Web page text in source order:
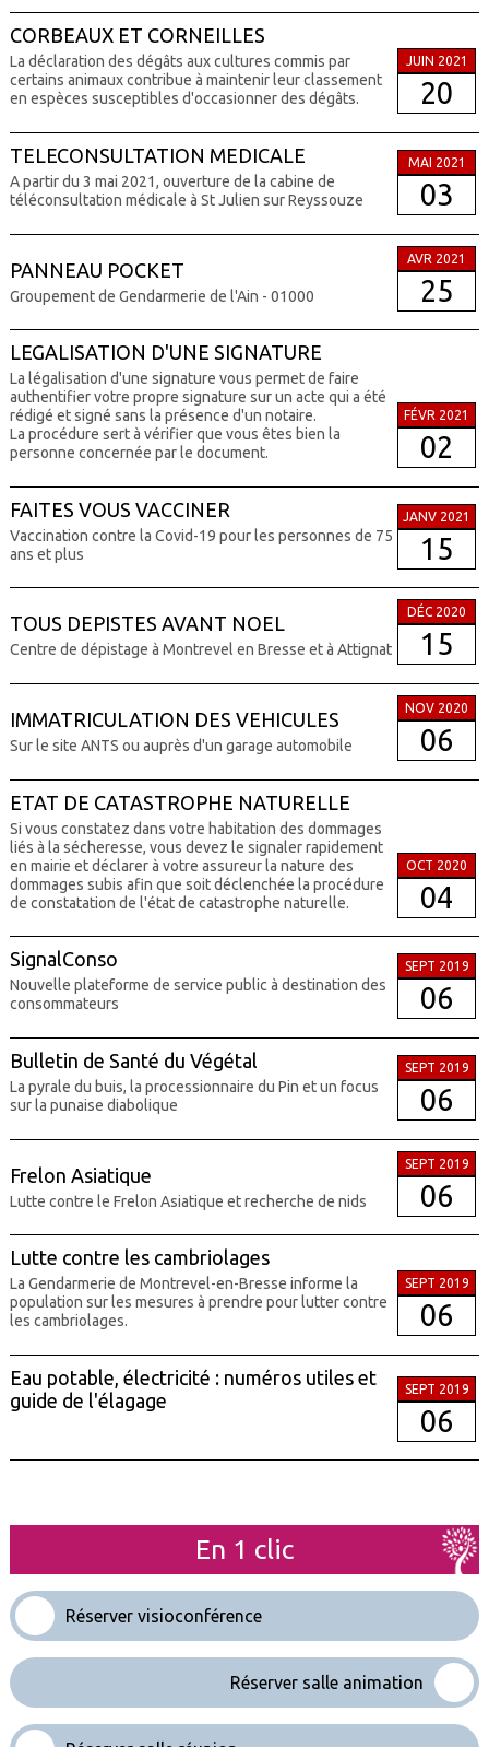
CORBEAUX ET CORNEILLES
La déclaration des dégâts aux cultures commis par
certains animaux contribue à maintenir leur classement
en espèces susceptibles d'occasionner des dégâts.
JUIN 2021
20
TELECONSULTATION MEDICALE
A partir du 3 mai 2021, ouverture de la cabine de
téléconsultation médicale à St Julien sur Reyssouze
MAI 2021
03
PANNEAU POCKET
Groupement de Gendarmerie de l'Ain - 01000
AVR 2021
25
LEGALISATION D'UNE SIGNATURE
La légalisation d'une signature vous permet de faire
authentifier votre propre signature sur un acte qui a été
rédigé et signé sans la présence d'un notaire.
La procédure sert à vérifier que vous êtes bien la
personne concernée par le document.
FÉVR 2021
02
FAITES VOUS VACCINER
Vaccination contre la Covid-19 pour les personnes de 75
ans et plus
JANV 2021
15
TOUS DEPISTES AVANT NOEL
Centre de dépistage à Montrevel en Bresse et à Attignat
DÉC 2020
15
IMMATRICULATION DES VEHICULES
Sur le site ANTS ou auprès d'un garage automobile
NOV 2020
06
ETAT DE CATASTROPHE NATURELLE
Si vous constatez dans votre habitation des dommages
liés à la sécheresse, vous devez le signaler rapidement
en mairie et déclarer à votre assureur la nature des
dommages subis afin que soit déclenchée la procédure
de constatation de l'état de catastrophe naturelle.
OCT 2020
04
SignalConso
Nouvelle plateforme de service public à destination des
consommateurs
SEPT 2019
06
Bulletin de Santé du Végétal
La pyrale du buis, la processionnaire du Pin et un focus
sur la punaise diabolique
SEPT 2019
06
Frelon Asiatique
Lutte contre le Frelon Asiatique et recherche de nids
SEPT 2019
06
Lutte contre les cambriolages
La Gendarmerie de Montrevel-en-Bresse informe la
population sur les mesures à prendre pour lutter contre
les cambriolages.
SEPT 2019
06
Eau potable, électricité : numéros utiles et
guide de l'élagage
SEPT 2019
06
En 1 clic
Réserver visioconférence
Réserver salle animation